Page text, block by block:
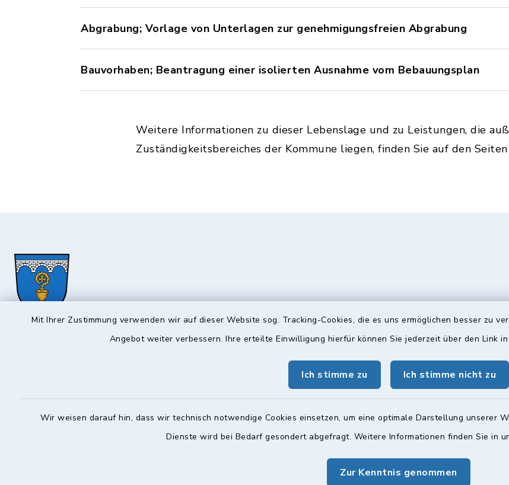
Mit Ihrer Zustimmung verwenden wir auf dieser Website sog. Tracking-Cookies, die es uns ermöglichen besser zu
Angebot weiter verbessern. Ihre erteilte Einwilligung hierfür können Sie jederzeit über den Link
Ich stimme zu Ich stimme nicht zu
Wir weisen darauf hin, dass wir technisch notwendige Cookies einsetzen, um eine optimale Darstellung unserer
Dienste wird bei Bedarf gesondert abgefragt. Weitere Informationen finden Sie in
Zur Kenntnis genommen
Abgrabung; Vorlage von Unterlagen zur genehmigungsfreien Abgrabung
Bauvorhaben; Beantragung einer isolierten Ausnahme vom Bebauungsplan
Weitere Informationen zu dieser Lebenslage und zu Leistungen, die
Zuständigkeitsbereiches der Kommune liegen, finden Sie auf den
Hochstadt a.Main
09574 6236-42
Öffnungszeiten
Montag, Mittwoch und Freitag:
08:00-12:00 Uhr
Donnerstag zusätzlich:
14:30-18:00 Uhr
Sprechstunde:
Diese findet nach
Weitere